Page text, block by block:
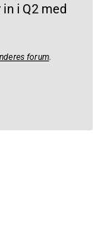
i Q2 med
forum.